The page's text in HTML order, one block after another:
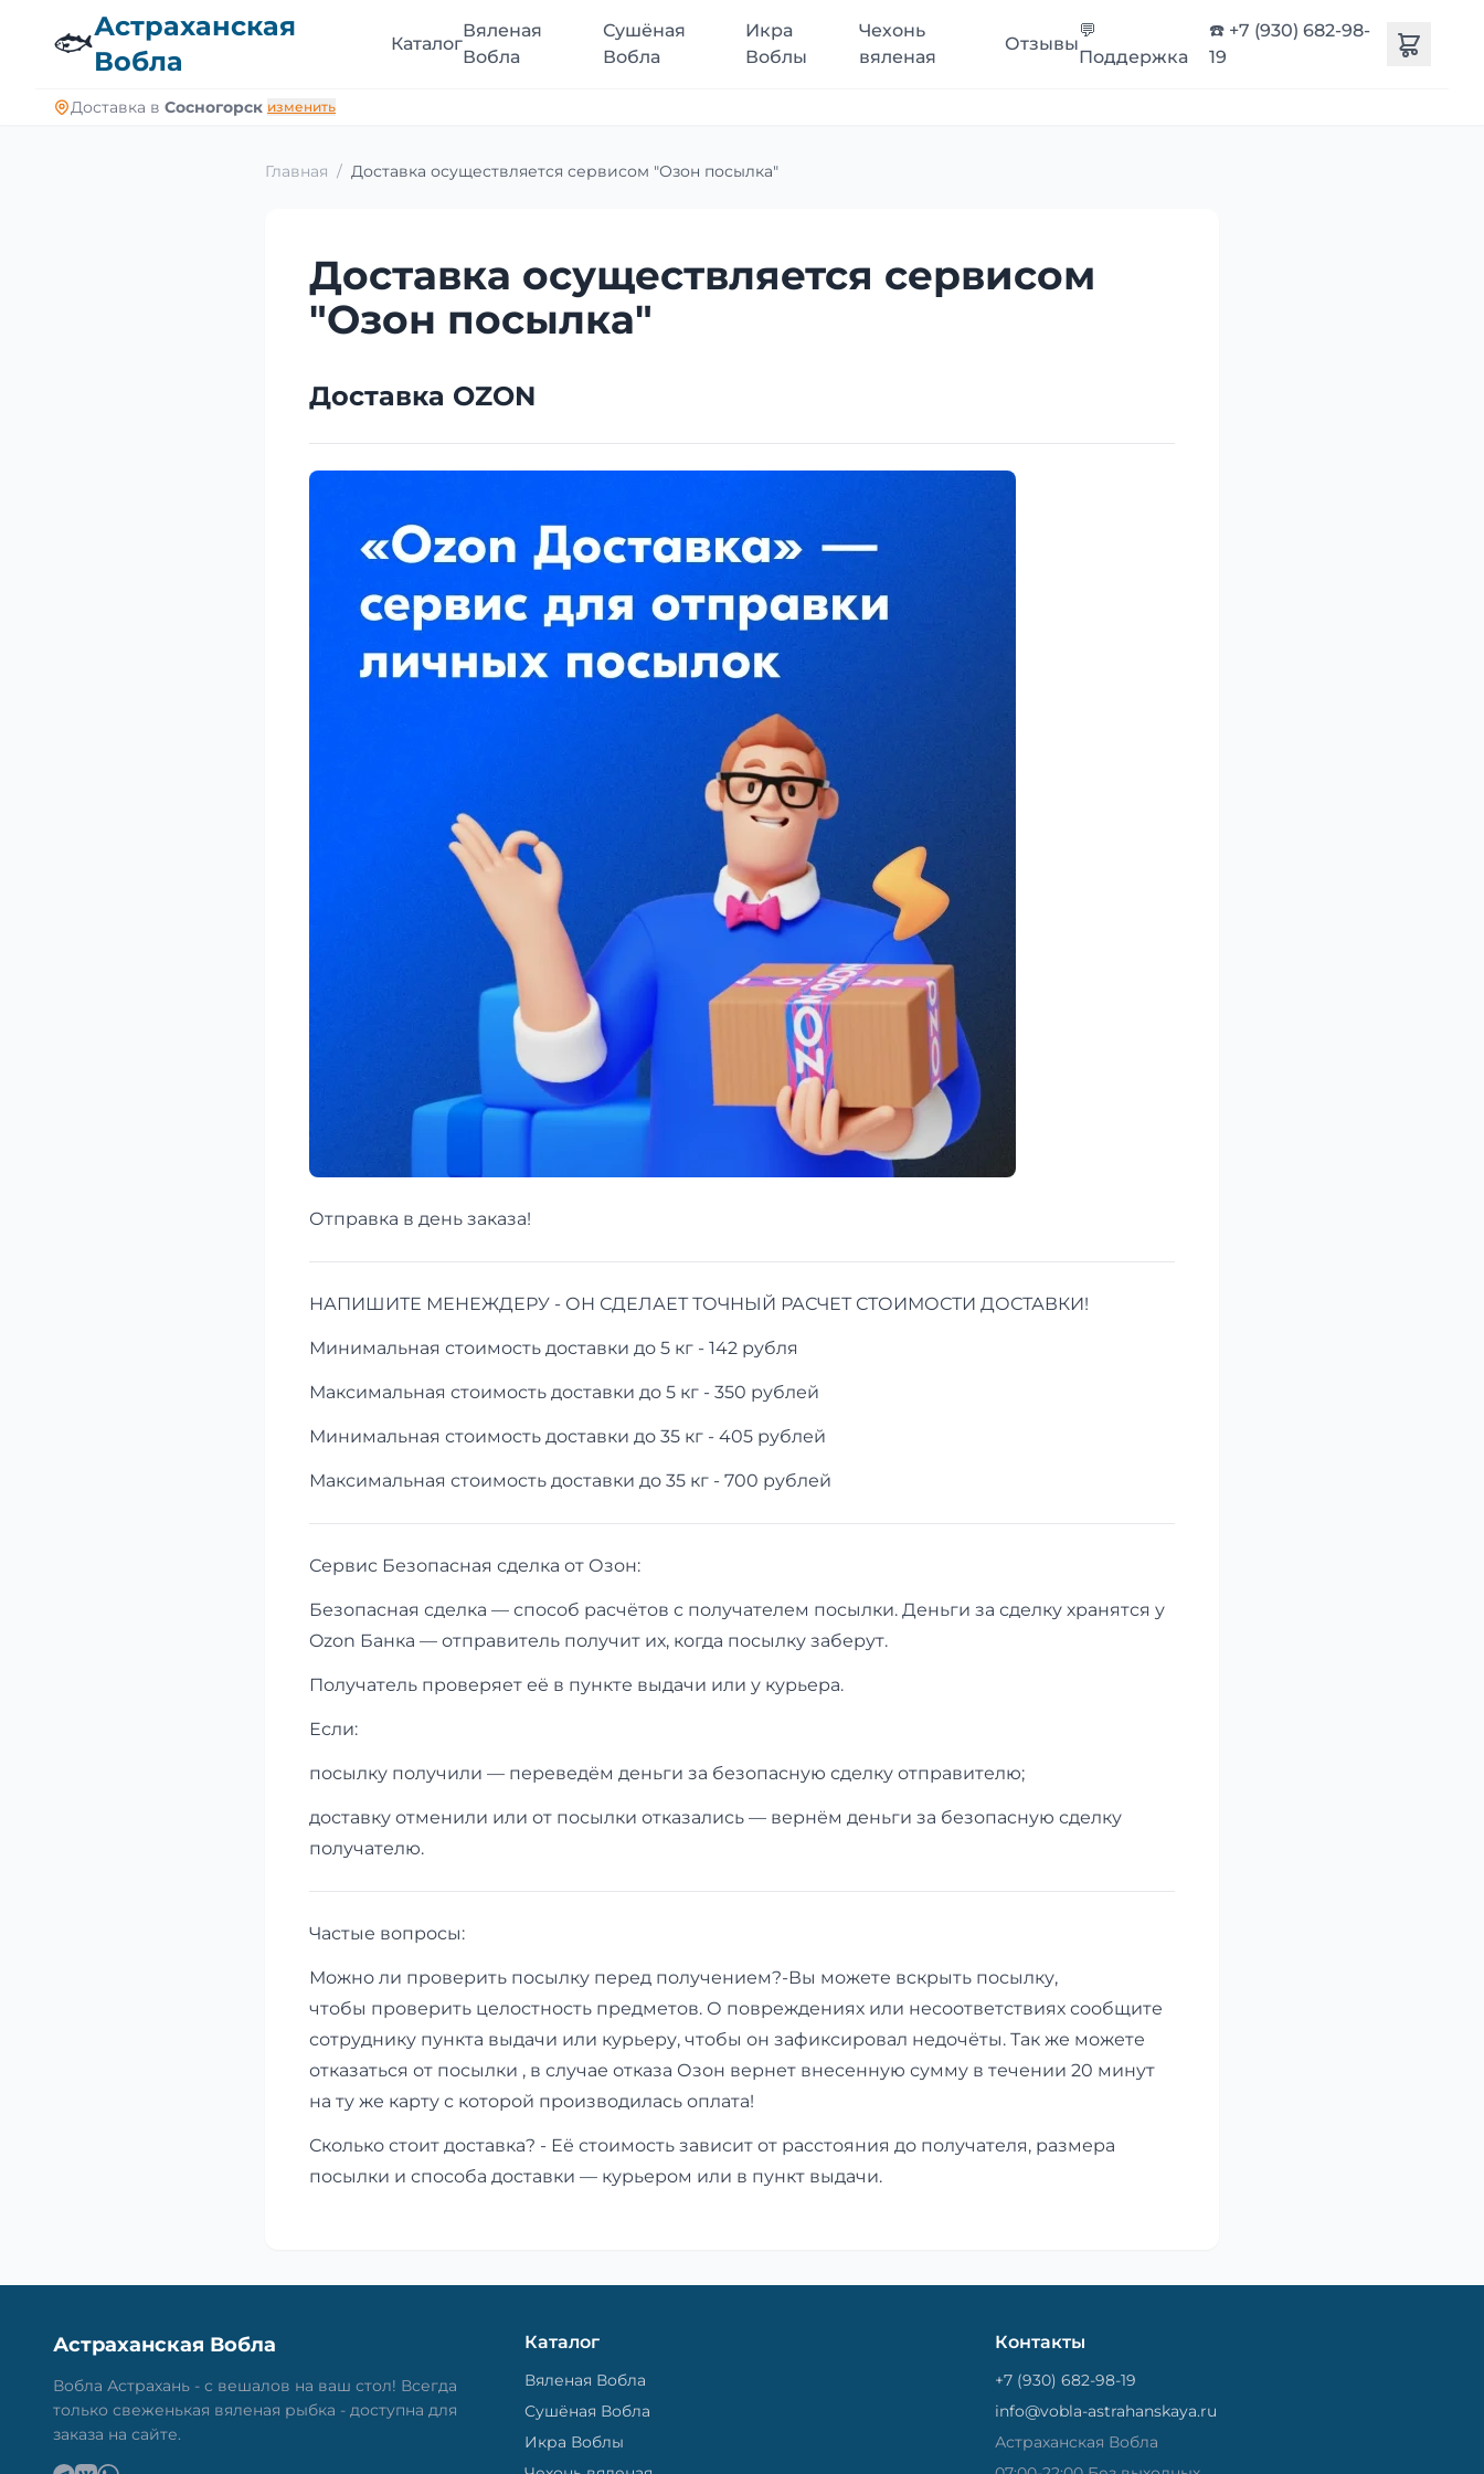
🐟Астраханская
Вобла
Каталог
Вяленая
Вобла
Сушёная
Вобла
Икра
Воблы
Чехонь
вяленая
Отзывы
💬
Поддержка
☎️ +7 (930) 682-98-
19
Доставка в Сосногорск изменить
Главная / Доставка осуществляется сервисом "Озон посылка"
Доставка осуществляется сервисом
"Озон посылка"
Доставка OZON
Отправка в день заказа!
НАПИШИТЕ МЕНЕЖДЕРУ - ОН СДЕЛАЕТ ТОЧНЫЙ РАСЧЕТ СТОИМОСТИ ДОСТАВКИ!
Минимальная стоимость доставки до 5 кг - 142 рубля
Максимальная стоимость доставки до 5 кг - 350 рублей
Минимальная стоимость доставки до 35 кг - 405 рублей
Максимальная стоимость доставки до 35 кг - 700 рублей
Сервис Безопасная сделка от Озон:
Безопасная сделка — способ расчётов с получателем посылки. Деньги за сделку хранятся у
Ozon Банка — отправитель получит их, когда посылку заберут.
Получатель проверяет её в пункте выдачи или у курьера.
Если:
посылку получили — переведём деньги за безопасную сделку отправителю;
доставку отменили или от посылки отказались — вернём деньги за безопасную сделку
получателю.
Частые вопросы:
Можно ли проверить посылку перед получением?-Вы можете вскрыть посылку,
чтобы проверить целостность предметов. О повреждениях или несоответствиях сообщите
сотруднику пункта выдачи или курьеру, чтобы он зафиксировал недочёты. Так же можете
отказаться от посылки , в случае отказа Озон вернет внесенную сумму в течении 20 минут
на ту же карту с которой производилась оплата!
Сколько стоит доставка? - Её стоимость зависит от расстояния до получателя, размера
посылки и способа доставки — курьером или в пункт выдачи.
Астраханская Вобла
Вобла Астрахань - с вешалов на ваш стол! Всегда
только свеженькая вяленая рыбка - доступна для
заказа на сайте.
Каталог
Вяленая Вобла
Сушёная Вобла
Икра Воблы
Контакты
+7 (930) 682-98-19
info@vobla-astrahanskaya.ru
Астраханская Вобла